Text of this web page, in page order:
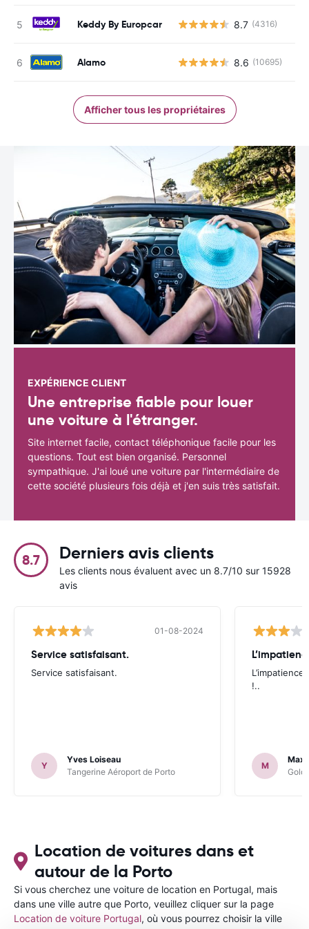
Keddy By Europcar 8.7 (4316)
Alamo 8.6 (10695)
Afficher tous les propriétaires
EXPÉRIENCE CLIENT
Une entreprise fiable pour louer
une voiture à l'étranger.
Site internet facile, contact téléphonique facile pour les
questions. Tout est bien organisé. Personnel
sympathique. J'ai loué une voiture par l'intermédiaire de
cette société plusieurs fois déjà et j'en suis très satisfait.
8.7 Derniers avis clients
Les clients nous évaluent avec un 8.7/10 sur 15928
avis
01-08-2024
Service satisfaisant.
Service satisfaisant.
Y
Yves Loiseau
Tangerine Aéroport de Porto
!..
M
Location de voitures dans et
autour de la Porto
Si vous cherchez une voiture de location en Portugal, mais
dans une ville autre que Porto, veuillez cliquer sur la page
Location de voiture Portugal, où vous pourrez choisir la ville